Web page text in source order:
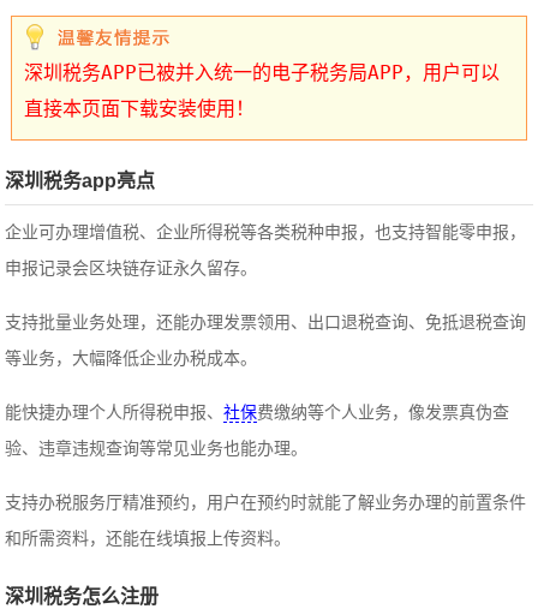
深圳税务APP已被并入统一的电子税务局APP，用户可以
直接本页面下载安装使用！
深圳税务app亮点
企业可办理增值税、企业所得税等各类税种申报，也支持智能零申报，
申报记录会区块链存证永久留存。
支持批量业务处理，还能办理发票领用、出口退税查询、免抵退税查询
等业务，大幅降低企业办税成本。
能快捷办理个人所得税申报、社保费缴纳等个人业务，像发票真伪查
验、违章违规查询等常见业务也能办理。
支持办税服务厅精准预约，用户在预约时就能了解业务办理的前置条件
和所需资料，还能在线填报上传资料。
深圳税务怎么注册